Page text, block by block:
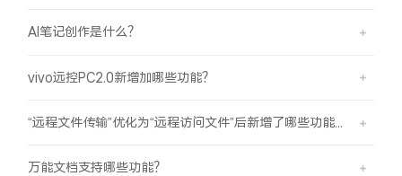
AI笔记创作是什么？
vivo远控PC2.0新增加哪些功能？
万能文档支持哪些功能？